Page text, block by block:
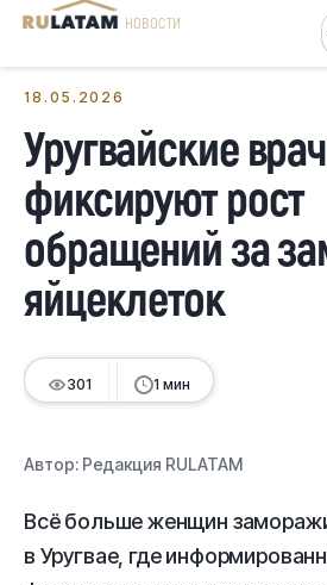
НОВОСТИ
18.05.2026
Уругвайские
фиксируют рост
обращений за
яйцеклеток
301 1 мин
Автор: Редакция RULATAM
Всё больше женщин
в Уругвае, где